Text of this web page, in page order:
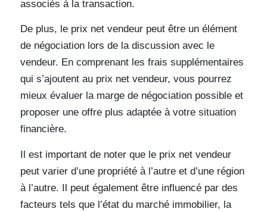
associés à la transaction.
De plus, le prix net vendeur peut être un élément
de négociation lors de la discussion avec le
vendeur. En comprenant les frais supplémentaires
qui s’ajoutent au prix net vendeur, vous pourrez
mieux évaluer la marge de négociation possible et
proposer une offre plus adaptée à votre situation
financière.
Il est important de noter que le prix net vendeur
peut varier d’une propriété à l’autre et d’une région
à l’autre. Il peut également être influencé par des
facteurs tels que l’état du marché immobilier, la